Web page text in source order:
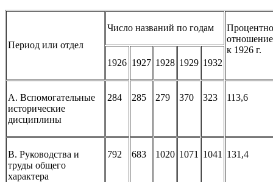
Период или отдел
Число названий по годам
отношение
к 1926 г.
1926 1927 1928 1929 1932
А. Вспомогательные
исторические
дисциплины
284 285 279 370 323 113,6
В. Руководства и
труды общего
характера
792 683 1020 1071 1041 131,4